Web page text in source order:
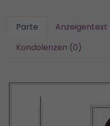
Parte Anzeigentext
Kondolenzen (0)